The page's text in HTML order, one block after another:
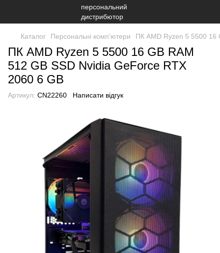
Каталог Персональні комп'ютери ПК AMD Ryzen 5 5500 16
ПК AMD Ryzen 5 5500 16 GB RAM
512 GB SSD Nvidia GeForce RTX
2060 6 GB
Артикул: CN22260 Написати відгук